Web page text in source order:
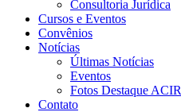
Consultoria Jurídica
Cursos e Eventos
Convênios
Notícias
Últimas Notícias
Eventos
Fotos Destaque ACIR
Contato